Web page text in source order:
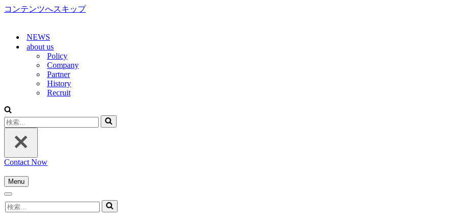
コンテンツへスキップ
NEWS
about us
Policy
Company
Partner
History
Recruit
検
索...
Contact Now
Menu
ナ
ゲ
ナ
ビ
検
索...